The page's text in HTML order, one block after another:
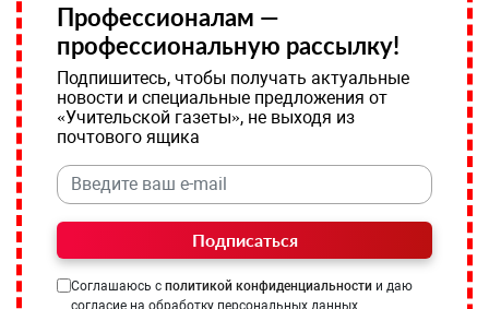
Профессионалам —
профессиональную рассылку!
Подпишитесь, чтобы получать актуальные
новости и специальные предложения от
«Учительской газеты», не выходя из
почтового ящика
Подписаться
Соглашаюсь с политикой конфиденциальности и даю
согласие на обработку персональных данных